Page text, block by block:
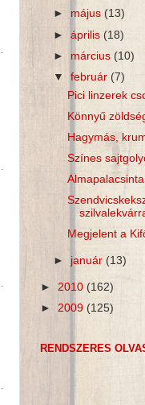
► május (13)
►április (18)
► március (10)
▼február(7)
Pici linzerek
Könnyű
Hagymás,
Színes
Megjelent a
► január(13)
► 2010 (162)
► 2009 (125)
RENDSZERES